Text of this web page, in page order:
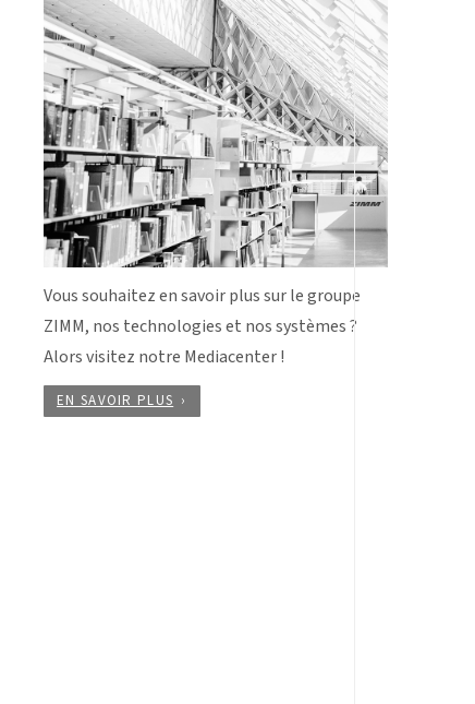
Vous souhaitez en savoir plus sur le groupe
ZIMM, nos technologies et nos systèmes ?
Alors visitez notre Mediacenter !
EN SAVOIR PLUS